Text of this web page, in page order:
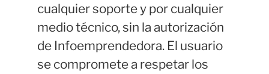
cualquier soporte y por cualquier
medio técnico, sin la autorización
de Infoemprendedora. El usuario
se compromete a respetar los